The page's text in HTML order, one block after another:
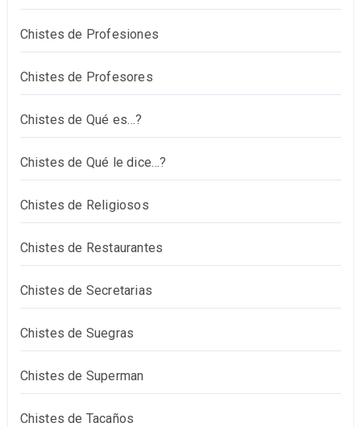
Chistes de Profesiones
Chistes de Profesores
Chistes de Qué es…?
Chistes de Qué le dice…?
Chistes de Religiosos
Chistes de Restaurantes
Chistes de Secretarias
Chistes de Suegras
Chistes de Superman
Chistes de Tacaños